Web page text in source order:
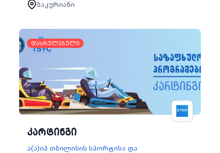
სექტემბრიდან 7 სექტემბრის
შუალედში ჩატარდება
ახალგაზრდა ინოვატორთა ბანაკ…
ბაკურიანი
დასრულებული
კარტინგი
ა(ა)იპ თბილისის სპორტისა და